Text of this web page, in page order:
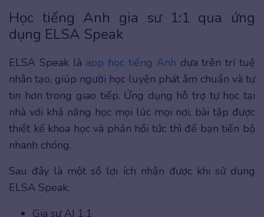
Học tiếng Anh gia sư 1:1 qua ứng
dụng ELSA Speak
ELSA Speak là app học tiếng Anh dựa trên trí tuệ
nhân tạo, giúp người học luyện phát âm chuẩn và tự
tin hơn trong giao tiếp. Ứng dụng hỗ trợ tự học tại
nhà với khả năng học mọi lúc mọi nơi, bài tập được
thiết kế khoa học và phản hồi tức thì để bạn tiến bộ
nhanh chóng.
Sau đây là một số lợi ích nhận được khi sử dụng
ELSA Speak:
Gia sư AI 1:1